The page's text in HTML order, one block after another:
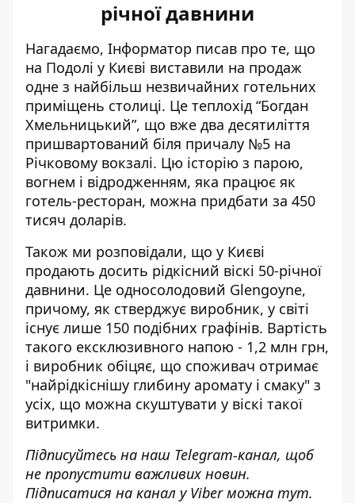
річної давнини
Нагадаємо, Інформатор писав про те, що
на Подолі у Києві виставили на продаж
одне з найбільш незвичайних готельних
приміщень столиці. Це теплохід “Богдан
Хмельницький”, що вже два десятиліття
пришвартований біля причалу №5 на
Річковому вокзалі. Цю історію з парою,
вогнем і відродженням, яка працює як
готель-ресторан, можна придбати за 450
тисяч доларів.
Також ми розповідали, що у Києві
продають досить рідкісний віскі 50-річної
давнини. Це односолодовий Glengoyne,
причому, як стверджує виробник, у світі
існує лише 150 подібних графінів. Вартість
такого ексклюзивного напою - 1,2 млн грн,
і виробник обіцяє, що споживач отримає
"найрідкіснішу глибину аромату і смаку" з
усіх, що можна скуштувати у віскі такої
витримки.
Підписуйтесь на наш Telegram-канал, щоб
не пропустити важливих новин.
Підписатися на канал у Viber можна тут.